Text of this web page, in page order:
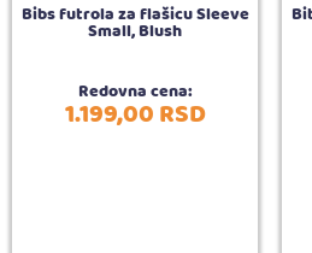
Bibs futrola za flašicu Sleeve
Small, Blush
Redovna cena:
1.199,00RSD